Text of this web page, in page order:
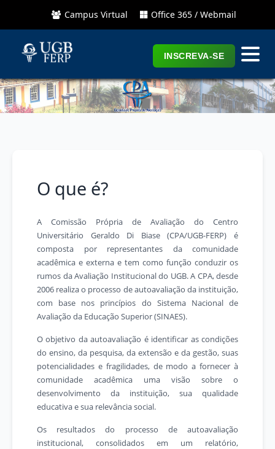
Campus Virtual Office 365 / Webmail
INSCREVA-SE
O que é?
A Comissão Própria de Avaliação do Centro
Universitário Geraldo Di Biase (CPA/UGB-FERP) é
composta por representantes da comunidade
acadêmica e externa e tem como função conduzir os
rumos da Avaliação Institucional do UGB. A CPA, desde
2006 realiza o processo de autoavaliação da instituição,
com base nos princípios do Sistema Nacional de
Avaliação da Educação Superior (SINAES).
O objetivo da autoavaliação é identificar as condições
do ensino, da pesquisa, da extensão e da gestão, suas
potencialidades e fragilidades, de modo a fornecer à
comunidade acadêmica uma visão sobre o
desenvolvimento da instituição, sua qualidade
educativa e sua relevância social.
Os resultados do processo de autoavaliação
institucional, consolidados em um relatório,